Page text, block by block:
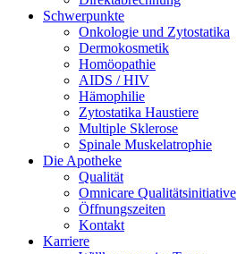
Schwerpunkte
Onkologie und Zytostatika
Dermokosmetik
Homöopathie
AIDS / HIV
Hämophilie
Zytostatika Haustiere
Multiple Sklerose
Spinale Muskelatrophie
Die Apotheke
Qualität
Omnicare Qualitätsinitiative
Öffnungszeiten
Kontakt
Karriere